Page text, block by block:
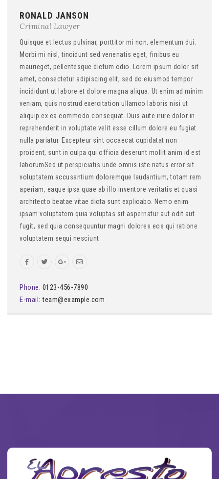
RONALD JANSON
Criminal Lawyer
Quisque et lectus pulvinar, porttitor mi non, elementum dui.
Morbi mi nisl, tincidunt sed venenatis eget, finibus eu
maurieget, pellentesque dictum odio. Lorem ipsum dolor sit
amet, consectetur adipiscing elit, sed do eiusmod tempor
incididunt ut labore et dolore magna aliqua. Ut enim ad minim
veniam, quis nostrud exercitation ullamco laboris nisi ut
aliquip ex ea commodo consequat. Duis aute irure dolor in
reprehenderit in voluptate velit esse cillum dolore eu fugiat
nulla pariatur. Excepteur sint occaecat cupidatat non
proident, sunt in culpa qui officia deserunt mollit anim id est
laborumSed ut perspiciatis unde omnis iste natus error sit
voluptatem accusantium doloremque laudantium, totam rem
aperiam, eaque ipsa quae ab illo inventore veritatis et quasi
architecto beatae vitae dicta sunt explicabo. Nemo enim
ipsam voluptatem quia voluptas sit aspernatur aut odit aut
fugit, sed quia consequuntur magni dolores eos qui ratione
voluptatem sequi nesciunt.
Phone: 0123-456-7890
E-mail: team@example.com